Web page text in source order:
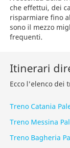
che effettui, dei
risparmiare fino
sono il mezzo
frequenti.
Itinerari
Ecco l'elenco dei
Treno Catania
Treno Messina
Treno Bagheria